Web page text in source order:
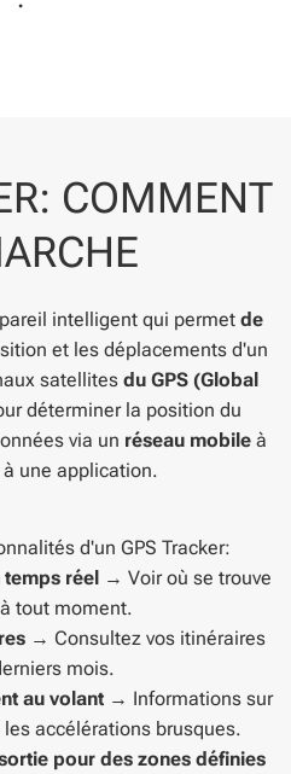
COMMENT
intelligent qui permetde
et les déplacements d'un
satellitesdu GPS (Global
déterminer la position du
via un réseau mobile à
à une application.
d'un GPS Tracker:
réel → Voir où se trouve
tout moment.
→ Consultez vos itinéraires
mois.
au volant → Informations sur
les accélérations brusques.
pour des zones définies